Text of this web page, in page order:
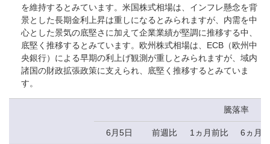
を維持するとみています。米国株式相場は、インフレ懸念を背
景とした長期金利上昇は重しになるとみられますが、内需を中
心とした景気の底堅さに加えて企業業績が堅調に推移する中、
底堅く推移するとみています。欧州株式相場は、ECB（欧州中
央銀行）による早期の利上げ観測が重しとみられますが、域内
諸国の財政拡張政策に支えられ、底堅く推移するとみていま
す。
騰落率
6月5日 前週比 1ヵ月前比 6ヵ月